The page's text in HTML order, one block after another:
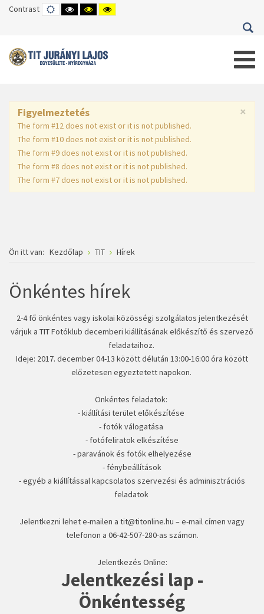
Contrast DEFAULT
MODE
HIGH
CONTRAST
HIGH
CONTRAST
HIGH
CONTRAST
×
Figyelmeztetés
The form #12 does not exist or it is not published.
The form #10 does not exist or it is not published.
The form #9 does not exist or it is not published.
The form #8 does not exist or it is not published.
The form #7 does not exist or it is not published.
Ön itt van: Kezdőlap TIT Hírek
Önkéntes hírek
2-4 fő önkéntes vagy iskolai közösségi szolgálatos jelentkezését
várjuk a TIT Fotóklub decemberi kiállításának előkészítő és szervező
feladataihoz.
Ideje: 2017. december 04-13 között délután 13:00-16:00 óra között
előzetesen egyeztetett napokon.
Önkéntes feladatok:
- kiállítási terület előkészítése
- fotók válogatása
- fotófeliratok elkészítése
- paravánok és fotók elhelyezése
- fénybeállítások
- egyéb a kiállítással kapcsolatos szervezési és adminisztrációs
feladatok
Jelentkezni lehet e-mailen a tit@titonline.hu – e-mail címen vagy
telefonon a 06-42-507-280-as számon.
Jelentkezés Online:
Jelentkezési lap -
Önkéntesség